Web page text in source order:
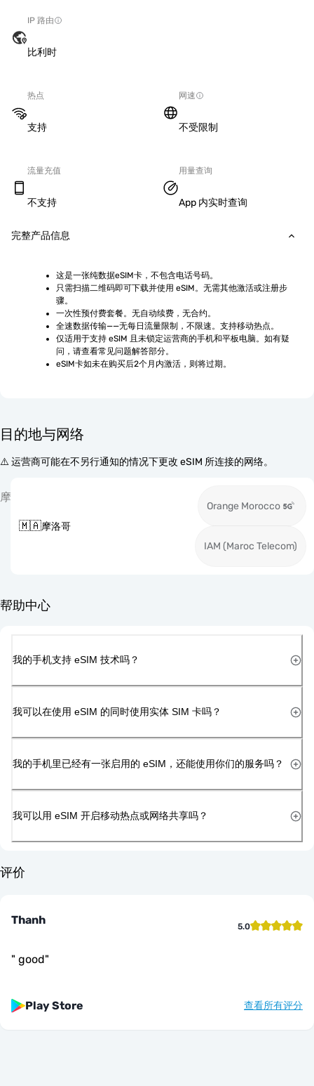
IP 路由
比利时
热点
支持
网速
不受限制
流量充值
不支持
用量查询
App 内实时查询
完整产品信息
这是一张纯数据eSIM卡，不包含电话号码。
只需扫描二维码即可下载并使用 eSIM。无需其他激活或注册步
骤。
一次性预付费套餐。无自动续费，无合约。
全速数据传输——无每日流量限制，不限速。支持移动热点。
仅适用于支持 eSIM 且未锁定运营商的手机和平板电脑。如有疑
问，请查看常见问题解答部分。
eSIM卡如未在购买后2个月内激活，则将过期。
目的地与网络
⚠️ 运营商可能在不另行通知的情况下更改 eSIM 所连接的网络。
摩
🇲🇦摩洛哥
Orange Morocco
IAM (Maroc Telecom)
帮助中心
我的手机支持 eSIM 技术吗？
我可以在使用 eSIM 的同时使用实体 SIM 卡吗？
我的手机里已经有一张启用的 eSIM，还能使用你们的服务吗？
我可以用 eSIM 开启移动热点或网络共享吗？
评价
Thanh 5.0
" good"
Play Store 查看所有评分